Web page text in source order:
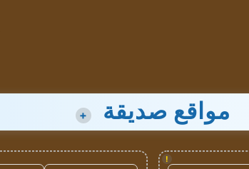
مواقع صديقة +
!